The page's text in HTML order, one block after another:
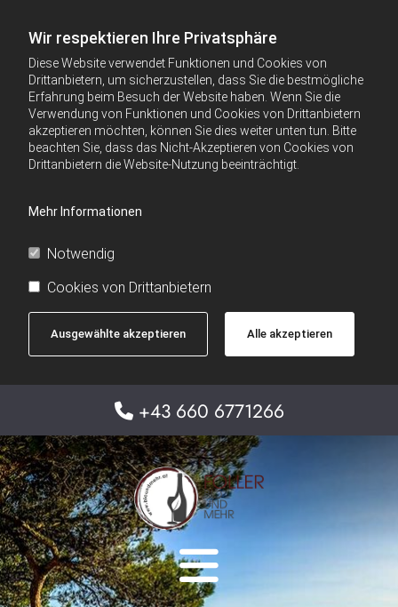
Wir respektieren Ihre Privatsphäre
Diese Website verwendet Funktionen und Cookies von
Drittanbietern, um sicherzustellen, dass Sie die bestmögliche
Erfahrung beim Besuch der Website haben. Wenn Sie die
Verwendung von Funktionen und Cookies von Drittanbietern
akzeptieren möchten, können Sie dies weiter unten tun. Bitte
beachten Sie, dass das Nicht-Akzeptieren von Cookies von
Drittanbietern die Website-Nutzung beeinträchtigt.
Mehr Informationen
Notwendig
Cookies von Drittanbietern
Ausgewählte akzeptieren Alle akzeptieren
 +43 660 6771266